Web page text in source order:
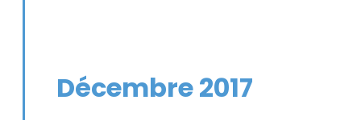
Décembre 2017